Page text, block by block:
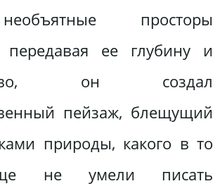
просторы
передавая ее глубину и
он создал
пейзаж, блещущий
природы, какого в то
не умели писать